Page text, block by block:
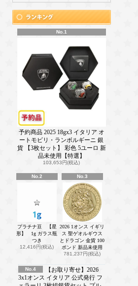
No.1
予約商品 2025 18gx3 イタリア オ
ートモビリ・ランボルギーニ 銀
貨 【3枚セット】 彩色 5ユーロ 新
品未使用【特選】
103,653円(税込)
No.2
プラチナ豆 【星
形】 1g ガラス瓶
つき
12,416円(税込)
No.3
2026 1オンス イギリ
ス 聖ゲオルギウス
とドラゴン 金貨 100
ポンド 新品未使用
781,237円(税込)
No.4
【お取り寄せ】2026
3x1オンス イタリア 公式発行 フ